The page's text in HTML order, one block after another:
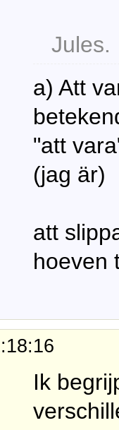
Jules.
a) Att
"att
(jag är)
att
hoeven
Ik